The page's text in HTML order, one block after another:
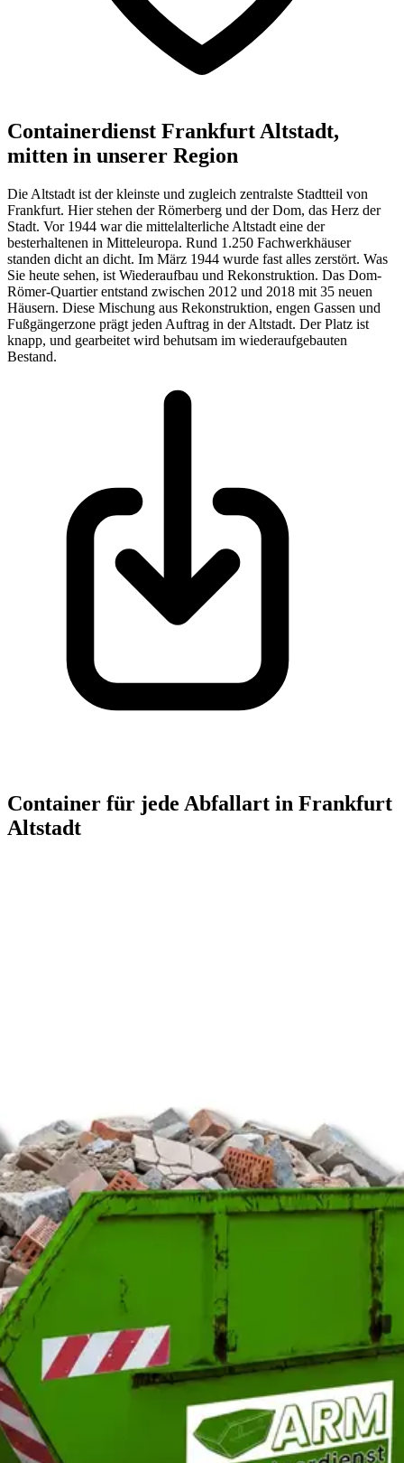
Containerdienst Frankfurt Altstadt,
mitten in unserer Region
Die Altstadt ist der kleinste und zugleich zentralste Stadtteil von
Frankfurt. Hier stehen der Römerberg und der Dom, das Herz der
Stadt. Vor 1944 war die mittelalterliche Altstadt eine der
besterhaltenen in Mitteleuropa. Rund 1.250 Fachwerkhäuser
standen dicht an dicht. Im März 1944 wurde fast alles zerstört. Was
Sie heute sehen, ist Wiederaufbau und Rekonstruktion. Das Dom-
Römer-Quartier entstand zwischen 2012 und 2018 mit 35 neuen
Häusern. Diese Mischung aus Rekonstruktion, engen Gassen und
Fußgängerzone prägt jeden Auftrag in der Altstadt. Der Platz ist
knapp, und gearbeitet wird behutsam im wiederaufgebauten
Bestand.
Container für jede Abfallart in Frankfurt
Altstadt